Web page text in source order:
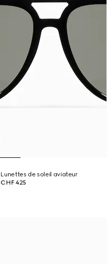
Lunettes de soleil aviateur
CHF 425